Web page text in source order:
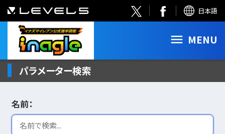
日本語
MENU
パラメーター検索
名前：